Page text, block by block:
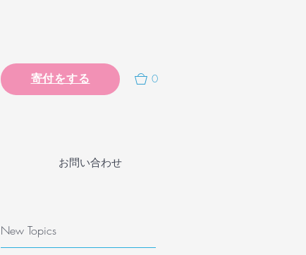
寄付をする 0
お問い合わせ
New Topics